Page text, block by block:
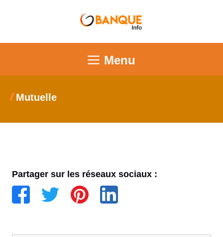
Menu
Mutuelle
Partager sur les réseaux sociaux :